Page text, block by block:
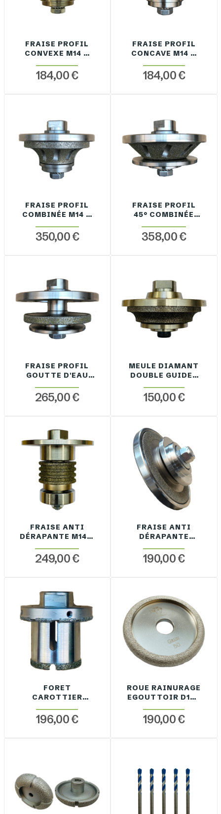
FRAISE PROFIL
CONVEXE M14 À
184,00 €
FRAISE PROFIL
CONCAVE M14 À
184,00 €
FRAISE PROFIL
COMBINÉE M14 À
350,00 €
FRAISE PROFIL
45° COMBINÉE
358,00 €
FRAISE PROFIL
GOUTTE D'EAU
265,00 €
MEULE DIAMANT
DOUBLE GUIDES
150,00 €
FRAISE ANTI
DÉRAPANTE M14 À
249,00 €
FRAISE ANTI
DÉRAPANTE
À SEC
190,00 €
FORET
CAROTTIER
196,00 €
ROUE RAINURAGE
EGOUTTOIR D100
190,00 €